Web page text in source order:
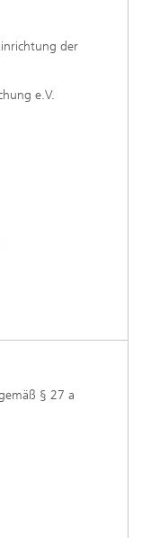
der
e.V.
§ 27 a